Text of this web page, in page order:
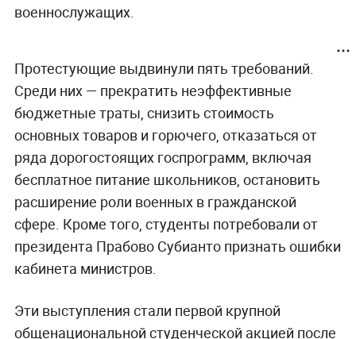
военнослужащих.
Протестующие выдвинули пять требований.
Среди них — прекратить неэффективные
бюджетные траты, снизить стоимость
основных товаров и горючего, отказаться от
ряда дорогостоящих госпрограмм, включая
бесплатное питание школьников, остановить
расширение роли военных в гражданской
сфере. Кроме того, студенты потребовали от
президента Прабово Субианто признать ошибки
кабинета министров.
Эти выступления стали первой крупной
общенациональной студенческой акцией после